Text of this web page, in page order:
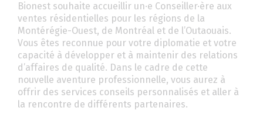
Bionest souhaite accueillir un·e Conseiller·ère aux
ventes résidentielles pour les régions de la
Montérégie-Ouest, de Montréal et de l’Outaouais.
Vous êtes reconnue pour votre diplomatie et votre
capacité à développer et à maintenir des relations
d’affaires de qualité. Dans le cadre de cette
nouvelle aventure professionnelle, vous aurez à
offrir des services conseils personnalisés et aller à
la rencontre de différents partenaires.